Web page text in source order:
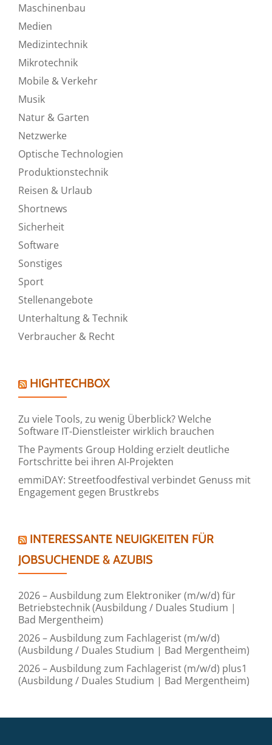
Maschinenbau
Medien
Medizintechnik
Mikrotechnik
Mobile & Verkehr
Musik
Natur & Garten
Netzwerke
Optische Technologien
Produktionstechnik
Reisen & Urlaub
Shortnews
Sicherheit
Software
Sonstiges
Sport
Stellenangebote
Unterhaltung & Technik
Verbraucher & Recht
HIGHTECHBOX
Zu viele Tools, zu wenig Überblick? Welche
Software IT-Dienstleister wirklich brauchen
The Payments Group Holding erzielt deutliche
Fortschritte bei ihren AI-Projekten
emmiDAY: Streetfoodfestival verbindet Genuss mit
Engagement gegen Brustkrebs
INTERESSANTE NEUIGKEITEN FÜR
JOBSUCHENDE & AZUBIS
2026 – Ausbildung zum Elektroniker (m/w/d) für
Betriebstechnik (Ausbildung / Duales Studium |
Bad Mergentheim)
2026 – Ausbildung zum Fachlagerist (m/w/d)
(Ausbildung / Duales Studium | Bad Mergentheim)
2026 – Ausbildung zum Fachlagerist (m/w/d) plus1
(Ausbildung / Duales Studium | Bad Mergentheim)